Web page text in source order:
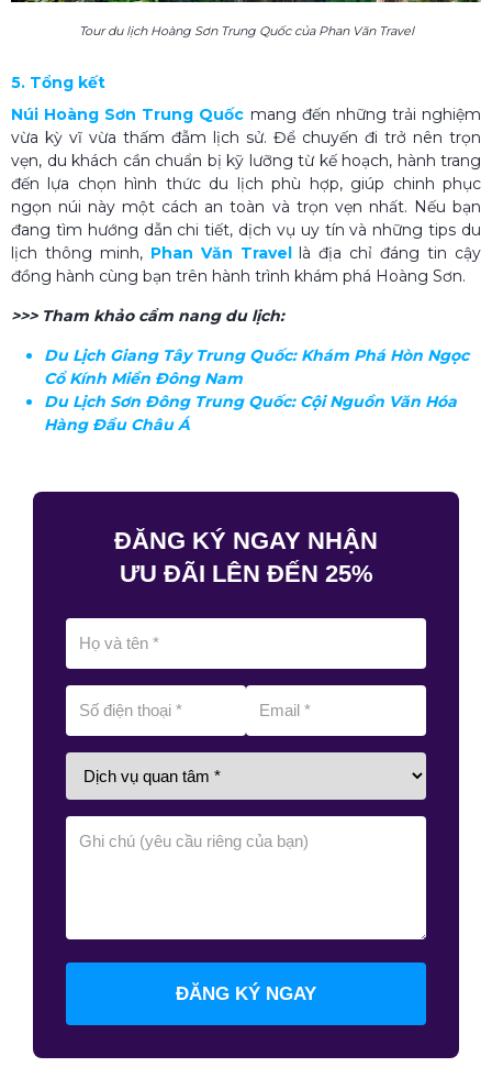
Tour du lịch Hoàng Sơn Trung Quốc của Phan Văn Travel
5. Tổng kết
Núi Hoàng Sơn Trung Quốc mang đến những trải nghiệm
vừa kỳ vĩ vừa thấm đẫm lịch sử. Để chuyến đi trở nên trọn
vẹn, du khách cần chuẩn bị kỹ lưỡng từ kế hoạch, hành trang
đến lựa chọn hình thức du lịch phù hợp, giúp chinh phục
ngọn núi này một cách an toàn và trọn vẹn nhất. Nếu bạn
đang tìm hướng dẫn chi tiết, dịch vụ uy tín và những tips du
lịch thông minh, Phan Văn Travellà địa chỉ đáng tin cậy
đồng hành cùng bạn trên hành trình khám phá Hoàng Sơn.
>>> Tham khảo cẩm nang du lịch:
Du Lịch Giang Tây Trung Quốc: Khám Phá Hòn Ngọc
Cổ Kính Miền Đông Nam
Du Lịch Sơn Đông Trung Quốc​: Cội Nguồn Văn Hóa
Hàng Đầu Châu Á
ĐĂNG KÝ NGAY NHẬN
ƯU ĐÃI LÊN ĐẾN 25%
ĐĂNG KÝ NGAY